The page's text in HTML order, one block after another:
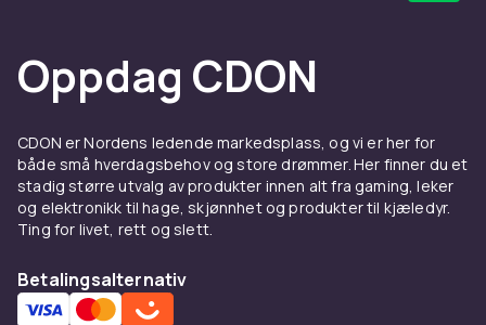
Oppdag CDON
CDON er Nordens ledende markedsplass, og vi er her for
både små hverdagsbehov og store drømmer. Her finner du et
stadig større utvalg av produkter innen alt fra gaming, leker
og elektronikk til hage, skjønnhet og produkter til kjæledyr.
Ting for livet, rett og slett.
Betalingsalternativ